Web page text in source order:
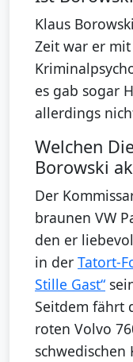
Klaus
Zeit war er
es gab sogar
allerdings
Welchen
Borowski
Der
braunen VW
den er
in der Tatort-
Stille Gast“
Seitdem fährt
roten Volvo